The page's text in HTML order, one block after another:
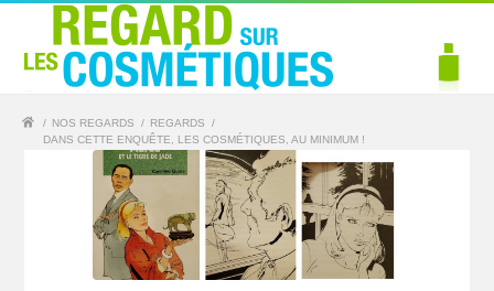
/ NOS REGARDS / REGARDS
/
DANS CETTE ENQUÊTE, LES COSMÉTIQUES, AU MINIMUM !